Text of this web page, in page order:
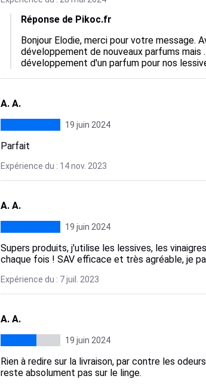
Réponse de Pikoc.fr
Bonjour Elodie, merci pour votre message.
développement de nouveaux parfums
développement d'un parfum pour nos
A. A.
19 juin 2024
Parfait
Expérience du : 14 nov. 2023
A. A.
19 juin 2024
Supers produits, j'utilise les lessives, les
chaque fois ! SAV efficace et très agréable, je
Expérience du : 7 juil. 2023
A. A.
19 juin 2024
Rien à redire sur la livraison, par contre les
reste absolument pas sur le linge.